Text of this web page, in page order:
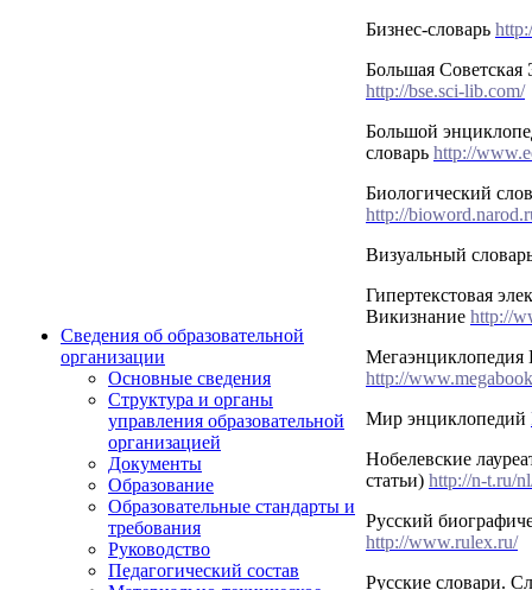
Сведения об образовательной
организации
Основные сведения
Структура и органы
управления образовательной
организацией
Документы
Образование
Образовательные стандарты и
требования
Руководство
Педагогический состав
Бизнес-словарь
Большая
http://bse.sci-lib.com/
Большой
словарь http://
Биологический
http://
Визуальный
Гипертекстовая
Викизнание http://
http://
Мир энциклопедий
Нобелевские
статьи) http://n-t.ru/
Русский
http://www.rulex.ru/
Русские словари.